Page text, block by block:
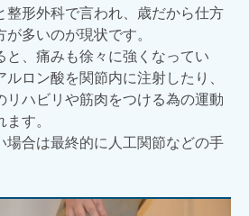
整形外科で言われ、歳だから仕方
多いのが現状です。
と、痛みも徐々に強くなってい
ロン酸を関節内に注射したり、
リハビリや筋肉をつける為の運動
す。
場合は最終的に人工関節などの手